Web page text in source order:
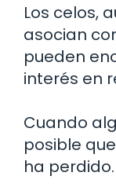
Los celos,
asocian
pueden
interés en
Cuando
posible
ha perdido.